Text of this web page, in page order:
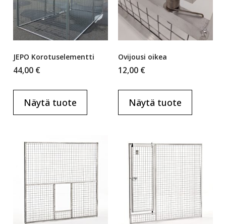
JEPO Korotuselementti
44,00 €
Näytä tuote
Ovijousi oikea
12,00 €
Näytä tuote